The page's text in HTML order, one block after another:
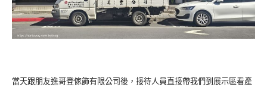
當天跟朋友進哥登傢飾有限公司後，接待人員直接帶我們到展示區看產